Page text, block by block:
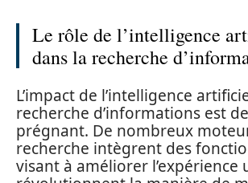
Le rôle de l’intelligence
dans la recherche
L’impact de l’intelligence
recherche d’informations est
prégnant. De nombreux
recherche intègrent des
visant à améliorer l’expérience